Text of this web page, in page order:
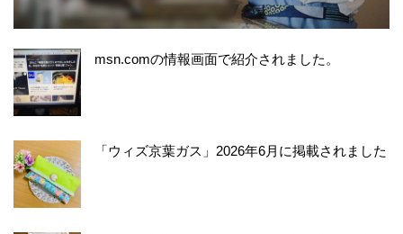
msn.comの情報画面で紹介されました。
「ウィズ京葉ガス」2026年6月に掲載されました